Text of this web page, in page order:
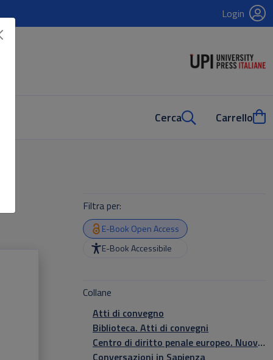
Login
Cerca Carrello
Filtra per:
E-Book Open Access
E-Book Accessibile
Collane
Atti di convegno
Biblioteca. Atti di convegni
Centro di diritto penale europeo. Nuova serie
Conversazioni in Sapienza